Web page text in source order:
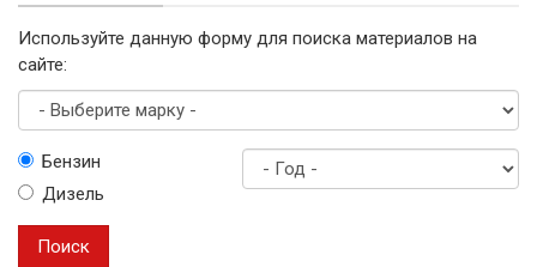
Используйте данную форму для поиска материалов на
сайте:
маркуБензин
Дизель
Поиск